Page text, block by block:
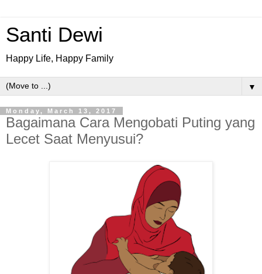
Santi Dewi
Happy Life, Happy Family
▼
Monday, March 13, 2017
Bagaimana Cara Mengobati Puting yang
Lecet Saat Menyusui?